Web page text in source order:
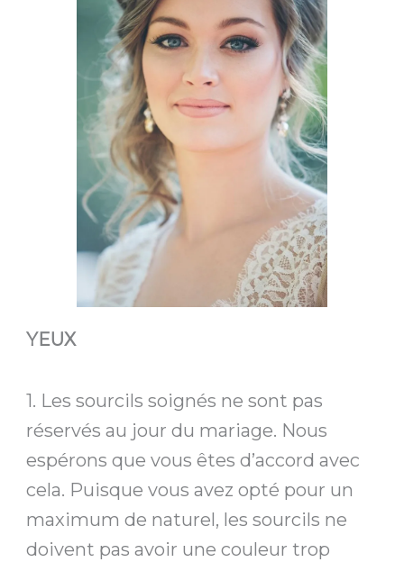
YEUX
1. Les sourcils soignés ne sont pas
réservés au jour du mariage. Nous
espérons que vous êtes d’accord avec
cela. Puisque vous avez opté pour un
maximum de naturel, les sourcils ne
doivent pas avoir une couleur trop